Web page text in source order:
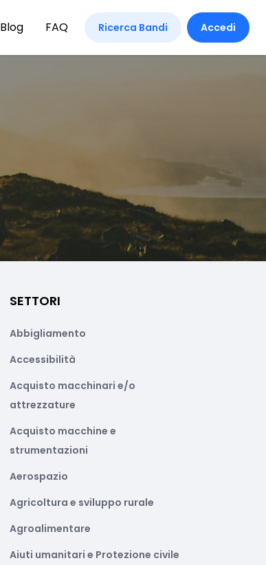
Blog FAQ Ricerca Bandi Accedi
SETTORI
Abbigliamento
Accessibilità
Acquisto macchinari e/o
attrezzature
Acquisto macchine e
strumentazioni
Aerospazio
Agricoltura e sviluppo rurale
Agroalimentare
Aiuti umanitari e Protezione civile